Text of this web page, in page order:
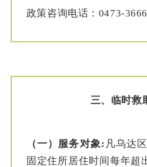
政策咨询电话：0473-
三、 临时救
（一）服务对象: 凡乌达
固定住所居住时间每年超